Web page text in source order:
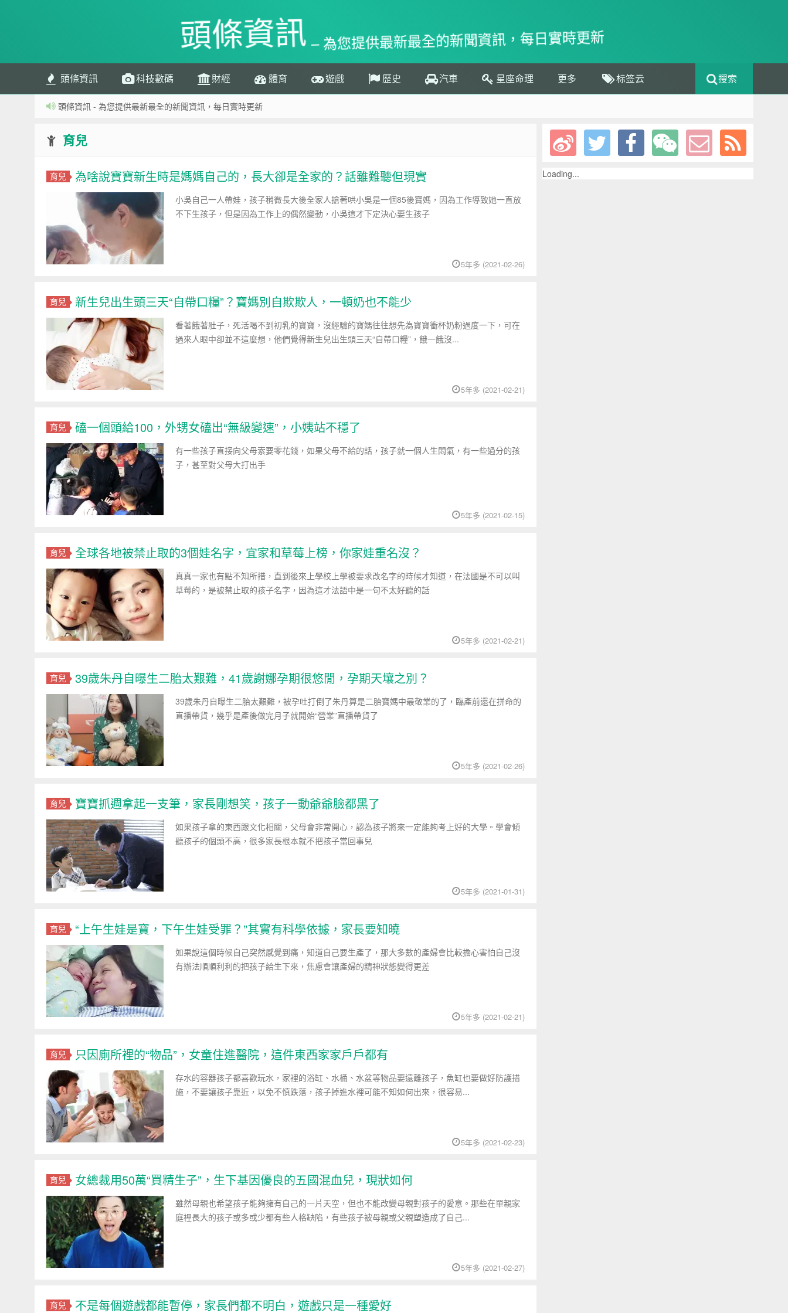
頭條資訊– 為您提供最新最全的新聞資訊，每日實時更新
頭條資訊 科技數碼 財經 體育 遊戲 歷史 汽車 星座命理 更多 标签云 搜索
頭條資訊 - 為您提供最新最全的新聞資訊，每日實時更新
育兒
育兒 為啥說寶寶新生時是媽媽自己的，長大卻是全家的？話雖難聽但現實
小吳自己一人帶娃，孩子稍微長大後全家人搶著哄小吳是一個85後寶媽，因為工作導致她一直放
不下生孩子，但是因為工作上的偶然變動，小吳這才下定決心要生孩子
5年多 (2021-02-26)
育兒 新生兒出生頭三天“自帶口糧”？寶媽別自欺欺人，一頓奶也不能少
看著餓著肚子，死活喝不到初乳的寶寶，沒經驗的寶媽往往想先為寶寶衝杯奶粉過度一下，可在
過來人眼中卻並不這麼想，他們覺得新生兒出生頭三天“自帶口糧”，餓一餓沒...
5年多 (2021-02-21)
育兒 磕一個頭給100，外甥女磕出“無級變速”，小姨站不穩了
有一些孩子直接向父母索要零花錢，如果父母不給的話，孩子就一個人生悶氣，有一些過分的孩
子，甚至對父母大打出手
5年多 (2021-02-15)
育兒 全球各地被禁止取的3個娃名字，宜家和草莓上榜，你家娃重名沒？
真真一家也有點不知所措，直到後來上學校上學被要求改名字的時候才知道，在法國是不可以叫
草莓的，是被禁止取的孩子名字，因為這才法語中是一句不太好聽的話
5年多 (2021-02-21)
育兒 39歲朱丹自曝生二胎太艱難，41歲謝娜孕期很悠閒，孕期天壤之別？
39歲朱丹自曝生二胎太艱難，被孕吐打倒了朱丹算是二胎寶媽中最敬業的了，臨產前還在拼命的
直播帶貨，幾乎是產後做完月子就開始“營業”直播帶貨了
5年多 (2021-02-26)
育兒 寶寶抓週拿起一支筆，家長剛想笑，孩子一動爺爺臉都黑了
如果孩子拿的東西跟文化相關，父母會非常開心，認為孩子將來一定能夠考上好的大學。學會傾
聽孩子的個頭不高，很多家長根本就不把孩子當回事兒
5年多 (2021-01-31)
育兒 “上午生娃是寶，下午生娃受罪？”其實有科學依據，家長要知曉
如果說這個時候自己突然感覺到痛，知道自己要生產了，那大多數的產婦會比較擔心害怕自己沒
有辦法順順利利的把孩子給生下來，焦慮會讓產婦的精神狀態變得更差
5年多 (2021-02-21)
育兒 只因廁所裡的“物品”，女童住進醫院，這件東西家家戶戶都有
存水的容器孩子都喜歡玩水，家裡的浴缸、水桶、水盆等物品要遠離孩子，魚缸也要做好防護措
施，不要讓孩子靠近，以免不慎跌落，孩子掉進水裡可能不知如何出來，很容易...
5年多 (2021-02-23)
育兒 女總裁用50萬“買精生子”，生下基因優良的五國混血兒，現狀如何
雖然母親也希望孩子能夠擁有自己的一片天空，但也不能改變母親對孩子的愛意。那些在單親家
庭裡長大的孩子或多或少都有些人格缺陷，有些孩子被母親或父親塑造成了自己...
5年多 (2021-02-27)
育兒 不是每個遊戲都能暫停，家長們都不明白，遊戲只是一種愛好
Loading...